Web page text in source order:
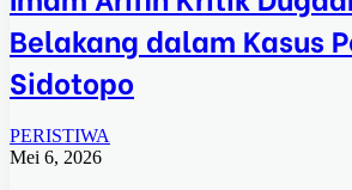
Belakang dalam Kasus
Sidotopo
PERISTIWA
Mei 6, 2026